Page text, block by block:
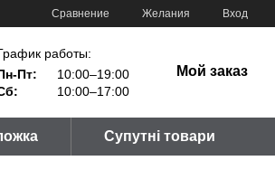
Сравнение Желания Вход
работы:
Пт:
10:00–19:00
10:00–17:00
Мой заказ
Супутні товари